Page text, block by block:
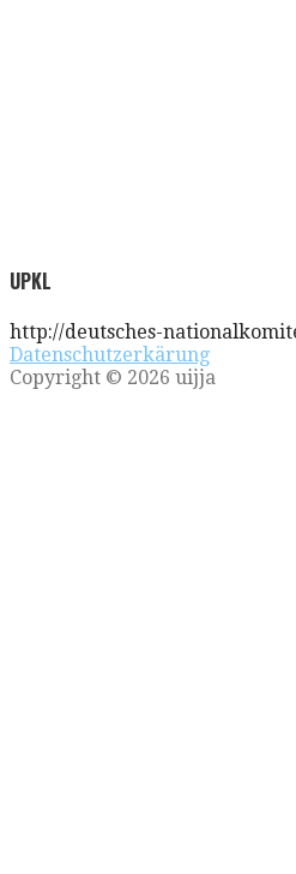
UPKL
http://deutsches-
Datenschutzerkärung
Copyright © 2026 uijja